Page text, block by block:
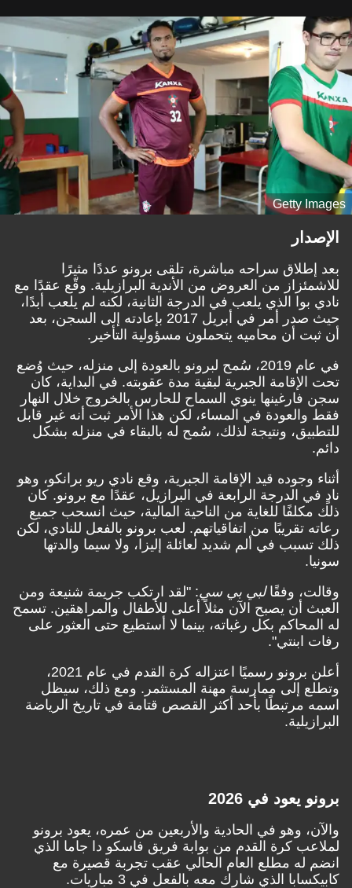
Getty Images
الإصدار
بعد إطلاق سراحه مباشرة، تلقى برونو عددًا مثيرًا
للاشمئزاز من العروض من الأندية البرازيلية. وقّع عقدًا مع
نادي بوا الذي يلعب في الدرجة الثانية، لكنه لم يلعب أبدًا،
حيث صدر أمر في أبريل 2017 بإعادته إلى السجن، بعد
أن ثبت أن محاميه يتحملون مسؤولية التأخير.
في عام 2019، سُمح لبرونو بالعودة إلى منزله، حيث وُضع
تحت الإقامة الجبرية لبقية مدة عقوبته. في البداية، كان
سجن فارغينها ينوي السماح للحارس بالخروج خلال النهار
فقط والعودة في المساء، لكن هذا الأمر ثبت أنه غير قابل
للتطبيق، ونتيجة لذلك، سُمح له بالبقاء في منزله بشكل
دائم.
أثناء وجوده قيد الإقامة الجبرية، وقع نادي ريو برانكو، وهو
نادٍ في الدرجة الرابعة في البرازيل، عقدًا مع برونو. كان
ذلك مكلفًا للغاية من الناحية المالية، حيث انسحب جميع
رعاته تقريبًا من اتفاقياتهم. لعب برونو بالفعل للنادي، لكن
ذلك تسبب في ألم شديد لعائلة إليزا، ولا سيما والدتها
سونيا.
وقالت، وفقًالبي بي سي: "لقد ارتكب جريمة شنيعة ومن
العبث أن يصبح الآن مثلاً أعلى للأطفال والمراهقين. تسمح
له المحاكم بكل رغباته، بينما لا أستطيع حتى العثور على
رفات ابنتي".
أعلن برونو رسميًا اعتزاله كرة القدم في عام 2021،
وتطلع إلى ممارسة مهنة المستثمر. ومع ذلك، سيظل
اسمه مرتبطًا بأحد أكثر القصص قتامة في تاريخ الرياضة
البرازيلية.
برونو يعود في 2026
والآن، وهو في الحادية والأربعين من عمره، يعود برونو
لملاعب كرة القدم من بوابة فريق فاسكو دا جاما الذي
انضم له مطلع العام الحالي عقب تجربة قصيرة مع
كابيكسابا الذي شارك معه بالفعل في 3 مباريات.